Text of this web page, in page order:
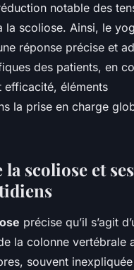
notable des
la scoliose. Ainsi, le
réponse précise et
des patients, en
efficacité, éléments
la prise en charge
scoliose et ses
précise qu’il s’agit
la colonne vertébrale
souvent inexpliquée